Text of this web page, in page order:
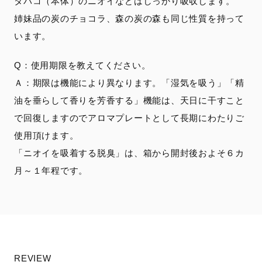
姉妹品の炭のチョコラ、森の炭の森も同じ性質を持って
います。
Q：使用期限を教えてください。
Ａ：期限は機能により異なります。「湿気を吸う」「精
油を垂らして香りを芳香する」機能は、天日に干すこと
で回復しますのでアロマプレートとして長期にわたりご
使用頂けます。
「ニオイを吸着する脱臭」は、箱から開封後およそ６カ
月～１年程です。
REVIEW